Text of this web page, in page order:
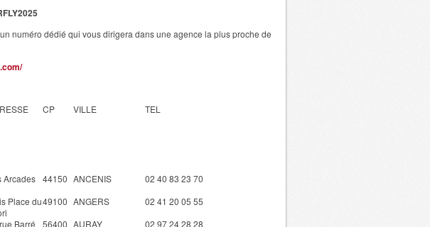
numéro dédié qui vous dirigera dans une agence la plus proche de
CP VILLE TEL
Arcades 44150 ANCENIS
02 40 83 23 70
Place du49100 ANGERS
02 41 20 05 55
Barré 56400 AURAY
02 97 24 28 28